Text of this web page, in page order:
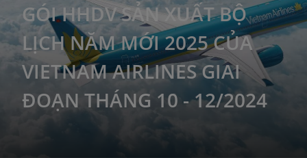
GÓI HHDV SẢN XUẤT BỘ
LỊCH NĂM MỚI 2025 CỦA
VIETNAM AIRLINES GIAI
ĐOẠN THÁNG 10 - 12/2024